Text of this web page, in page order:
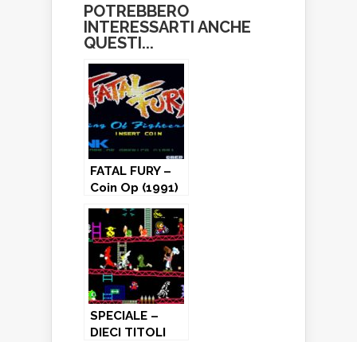
POTREBBERO
INTERESSARTI ANCHE
QUESTI...
FATAL FURY –
Coin Op (1991)
SPECIALE –
DIECI TITOLI